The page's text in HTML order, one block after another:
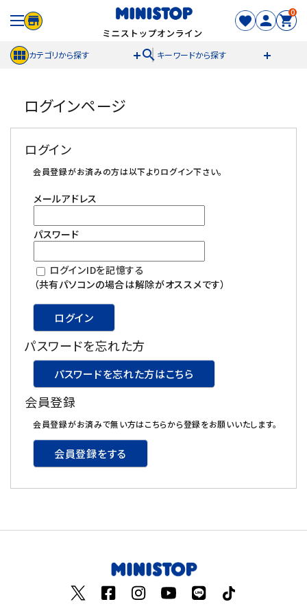
0
カテゴリから探す search キーワードから探す
meeting_room ログイン person 新規登録
セール商品
カテゴリから探す
冷凍食品
スイーツ
お菓子
酒類
日用品
ギフト
ログインページ
ログイン
会員登録がお済みの方は以下よりログイン下さい。
メールアドレス
パスワード
ログインIDを記憶する
（共有パソコンの場合は解除がオススメです）
ログイン
パスワードを忘れた方
パスワードを忘れた方はこちら
会員登録
会員登録がお済みで無い方はこちらから登録をお願いいたします。
会員登録をする